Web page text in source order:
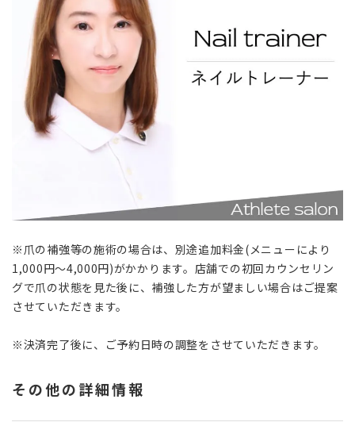
※爪の補強等の施術の場合は、別途追加料金(メニューにより
1,000円〜4,000円)がかかります。店舗での初回カウンセリン
グで爪の状態を見た後に、補強した方が望ましい場合はご提案
させていただきます。
※決済完了後に、ご予約日時の調整をさせていただきます。
その他の詳細情報